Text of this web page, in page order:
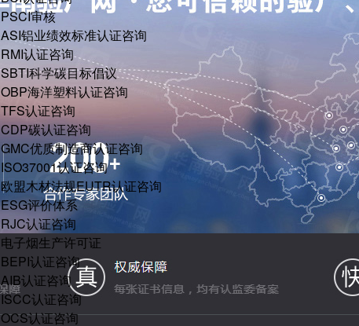
PSCI审核
ASI铝业绩效标准认证咨询
RMI认证咨询
SBTI科学碳目标倡议
OBP海洋塑料认证咨询
TFS认证咨询
CDP碳认证咨询
GMC优质制造商认证咨询
ISO37001认证咨询
欧盟木材法规EUTR认证咨询
ESG评价体系
RJC认证咨询
电子烟生产许可证
BEPI认证咨询
AIB认证咨询
ISCC认证咨询
OCS认证咨询